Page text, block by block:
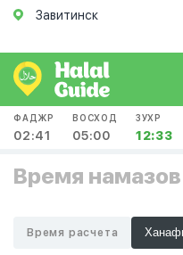
Завитинск
ФАДЖР
02:41
ВОСХОД
05:00
ЗУХР
12:33
Время намазов
Время расчета